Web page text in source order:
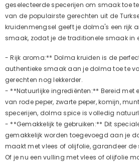
geselecteerde specerijen om smaak toe
van de populairste gerechten uit de
kruidenmengsel geeft je dolma's een rijk
smaak, zodat je de traditionele smaak in
- Rijk aroma:** Dolma kruiden is de
authentieke smaak aan je dolma toe te
gerechten nog lekkerder.
- **Natuurlijke ingrediënten:** Bereid met
van rode peper, zwarte peper, komijn,
specerijen, dolma spice is volledig
- **Gemakkelijk te gebruiken:** Dit
gemakkelijk worden toegevoegd aan je
maakt met vlees of olijfolie, garandeer
Of je nu een vulling met vlees of olijfolie